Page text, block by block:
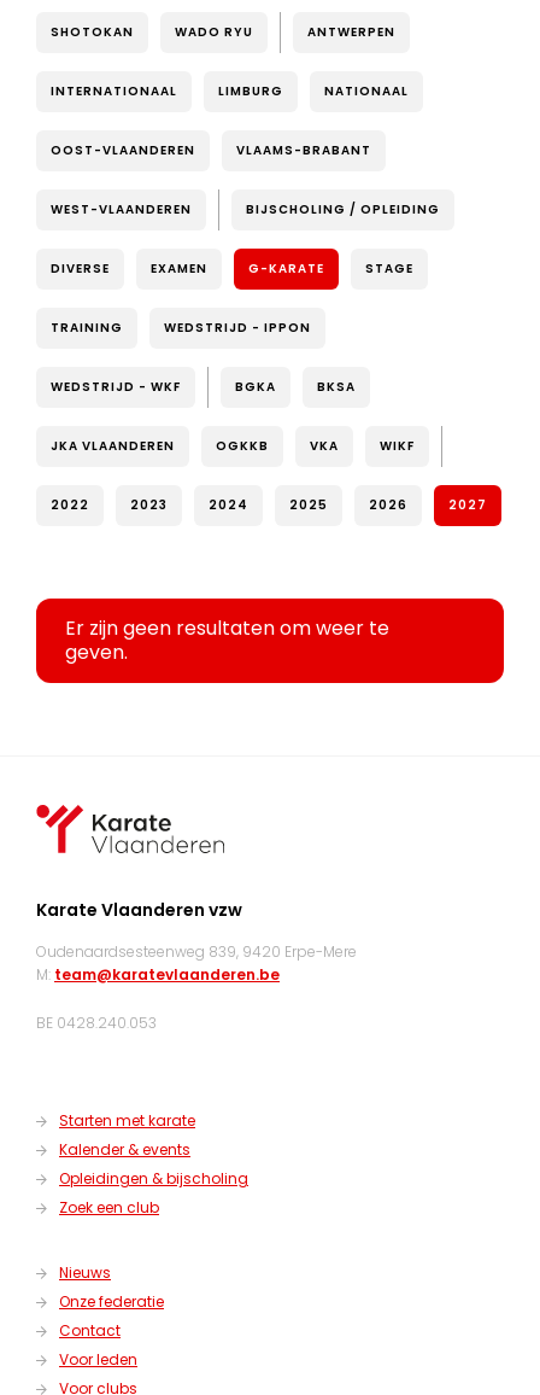
SHOTOKAN WADO RYU ANTWERPEN
INTERNATIONAAL LIMBURG NATIONAAL
OOST-VLAANDEREN VLAAMS-BRABANT
WEST-VLAANDEREN BIJSCHOLING / OPLEIDING
DIVERSE EXAMEN G-KARATE STAGE
TRAINING WEDSTRIJD - IPPON
WEDSTRIJD - WKF BGKA BKSA
JKA VLAANDEREN OGKKB VKA WIKF
2022 2023 2024 2025 2026 2027
Er zijn geen resultaten om weer te
geven.
Karate Vlaanderen vzw
Oudenaardsesteenweg 839, 9420 Erpe-Mere
M: team@karatevlaanderen.be
BE 0428.240.053
Starten met karate
Kalender & events
Opleidingen & bijscholing
Zoek een club
Nieuws
Onze federatie
Contact
Voor leden
Voor clubs